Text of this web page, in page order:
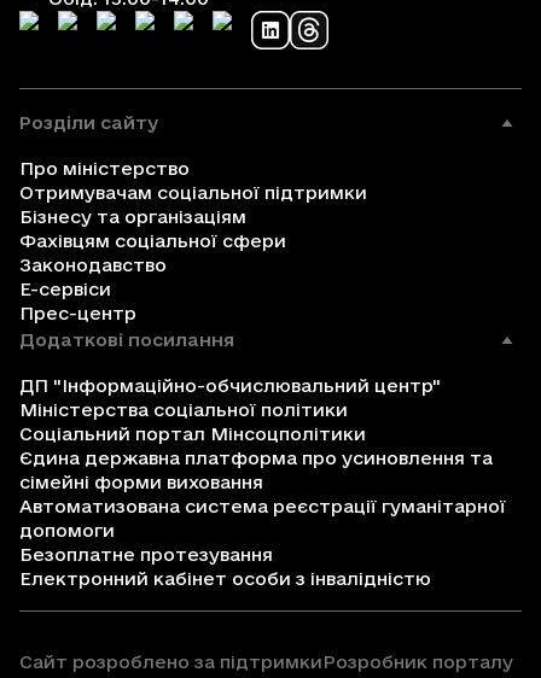
Розділи сайту
Про міністерство
Отримувачам соціальної підтримки
Бізнесу та організаціям
Фахівцям соціальної сфери
Законодавство
Е-сервіси
Прес-центр
Додаткові посилання
ДП "Інформаційно-обчислювальний центр"
Міністерства соціальної політики
Соціальний портал Мінсоцполітики
Єдина державна платформа про усиновлення та
сімейні форми виховання
Автоматизована система реєстрації гуманітарної
допомоги
Безоплатне протезування
Електронний кабінет особи з інвалідністю
Сайт розроблено за підтримкиРозробник порталу